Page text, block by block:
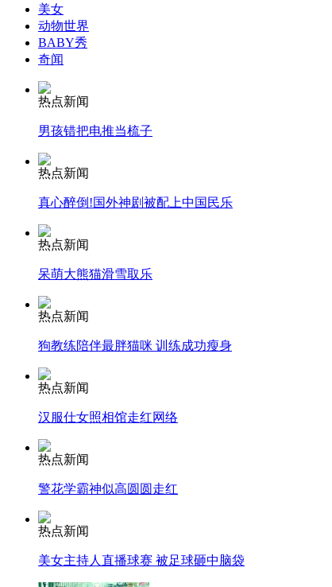
无痛分娩是否安全 医生回应
外交部：反对强权政治霸凌主义
外交部：有关国家言论片面不公正
安徽一实载49人客车翻车
走！跟着总书记去植树
消防员救轻生者
纽约上演“枕头大战”
司机酒驾遇交警 急速倒车逃窜
美女
动物世界
BABY秀
奇闻
热点新闻
男孩错把电推当梳子
热点新闻
真心醉倒!国外神剧被配上中国民乐
热点新闻
呆萌大熊猫滑雪取乐
热点新闻
狗教练陪伴最胖猫咪 训练成功瘦身
热点新闻
汉服仕女照相馆走红网络
热点新闻
警花学霸神似高圆圆走红
热点新闻
美女主持人直播球赛 被足球砸中脑袋